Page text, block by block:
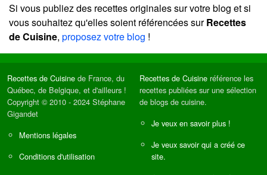
Si vous publiez des recettes originales sur votre blog et si
vous souhaitez qu'elles soient référencées surRecettes
de Cuisine, proposez votre blog !
Recettes de Cuisine de France, du
Québec, de Belgique, et d'ailleurs !
Copyright © 2010 - 2024 Stéphane
Gigandet
Mentions légales
Conditions d'utilisation
Recettes de Cuisine référence les
recettes publiées sur une sélection
de blogs de cuisine.
Je veux en savoir plus !
Je veux savoir qui a créé ce
site.